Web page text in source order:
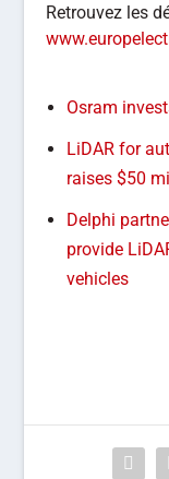
Retrouvez les
Osram
LiDAR for
raises $50
Delphi
provide
vehicles